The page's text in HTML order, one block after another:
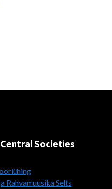
Societies
Rahvamuusika Selts